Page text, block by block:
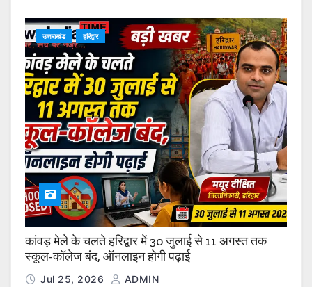
उत्तराखंड हरिद्वार
कांवड़ मेले के चलते हरिद्वार में 30 जुलाई से 11 अगस्त तक
स्कूल-कॉलेज बंद, ऑनलाइन होगी पढ़ाई
Jul 25, 2026 ADMIN